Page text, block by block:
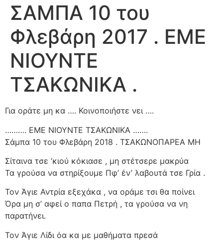
ΣΑΜΠΑ 10 του
Φλεβάρη 2017 . ΕΜΕ
ΝΙΟΥΝΤΕ
ΤΣΑΚΩΝΙΚΑ .
Για οράτε μη κα …. Κοινοποιήστε νει ….
………. ΕΜΕ ΝΙΟΥΝΤΕ ΤΣΑΚΩΝΙΚΑ …….
Σάμπα 10 του Φλεβάρη 2018 . ΤΣΑΚΩΝΟΠΑΡΕΑ ΜΗ
Σίταινα τσε ‘κιού κόκιασε , μη στέτσερε μακρύα
Τα γρούσα να στηρίξουμε Πφ’ έν’ λαβουτά τσε Γρία .
Τον Άγιε Αντρία εξεχάκα , να οράμε τσι θα ποίνει
Όρα μη σ’ αφεί ο παπα Πετρή , τα γρούσα να νη
παρατήνει.
Τον Άγιε Λίδι όα κα με μαθήματα πρεσά